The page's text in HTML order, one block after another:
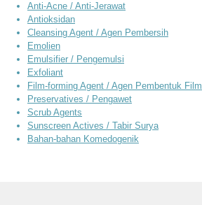
Anti-Acne / Anti-Jerawat
Antioksidan
Cleansing Agent / Agen Pembersih
Emolien
Emulsifier / Pengemulsi
Exfoliant
Film-forming Agent / Agen Pembentuk Film
Preservatives / Pengawet
Scrub Agents
Sunscreen Actives / Tabir Surya
Bahan-bahan Komedogenik